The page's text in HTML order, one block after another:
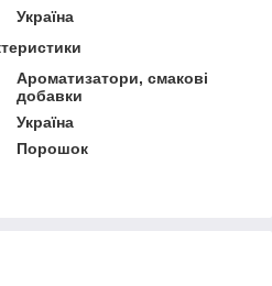
Україна
Ароматизатори, смакові
добавки
Україна
Порошок